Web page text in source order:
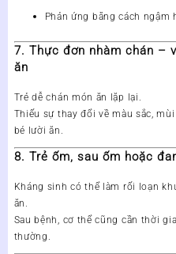
Phản ứng bằng cách ngậm
7. Thực đơn nhàm chán –
ăn
Trẻ dễ chán món ăn lặp lại.
Thiếu sự thay đổi về màu sắc,
bé lười ăn.
8. Trẻ ốm, sau ốm hoặc
Kháng sinh có thể làm rối loạn
ăn.
Sau bệnh, cơ thể cũng cần thời
thường.